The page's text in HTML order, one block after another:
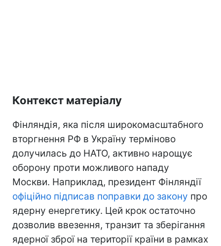
Контекст матеріалу
Фінляндія, яка після широкомасштабного
вторгнення РФ в Україну терміново
долучилась до НАТО, активно нарощує
оборону проти можливого нападу
Москви. Наприклад, президент Фінляндії
офіційно підписав поправки до закону про
ядерну енергетику. Цей крок остаточно
дозволив ввезення, транзит та зберігання
ядерної зброї на території країни в рамках